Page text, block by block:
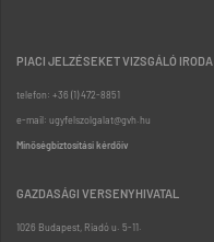
PIACI JELZÉSEKET VIZSGÁLÓ IRODA
telefon: +36 (1) 472-8851
e-mail: ugyfelszolgalat@gvh.hu
Minőségbiztosítási kérdőív
GAZDASÁGI VERSENYHIVATAL
1026 Budapest, Riadó u. 5-11.